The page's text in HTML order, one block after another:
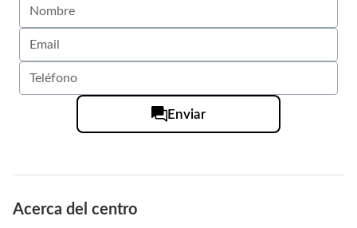
Enviar
Acerca del centro